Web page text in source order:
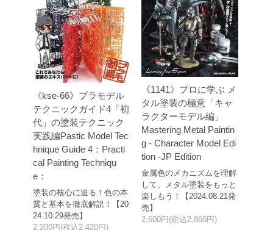
《kse-66》プラモデル
テクニックガイド4「初
代」の塗装テクニック
実践編Pastic Model Tec
hnique Guide 4：Practi
cal Painting Techniqu
e：
塗装の核心に迫る！色の本
質と基本を徹底解説！【20
24.10.29発売】
2,200円(税込2,420円)
《1141》プロに学ぶ メ
タル塗装の極意「キャ
ラクターモデル編」
Mastering Metal Paintin
g - Character Model Edi
tion -JP Edition
金属色のメカニズムを理解
して、メタル塗装をもっと
楽しもう！【2024.08.21発
売】
2,600円(税込2,860円)